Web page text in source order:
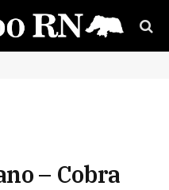
– Cobra